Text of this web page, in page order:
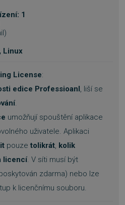
1
Linux
License:
edice Professioanl, liší se
.
umožňují spouštění aplikace
uživatele. Aplikaci
pouze tolikrát, kolik
licencí. V síti musí být
zdarma) nebo lze
k licenčnímu souboru.